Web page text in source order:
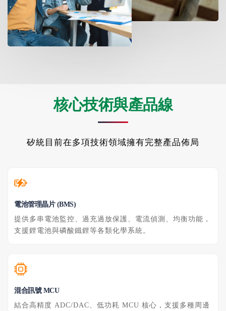
核心技術與產品線
矽統目前在多項技術領域擁有完整產品佈局
電池管理晶片 (BMS)
提供多串電池監控、過充過放保護、電流偵測、均衡功能，
支援鋰電池與磷酸鐵鋰等各類化學系統。
混合訊號 MCU
結合高精度 ADC/DAC、低功耗 MCU 核心，支援多種周邊